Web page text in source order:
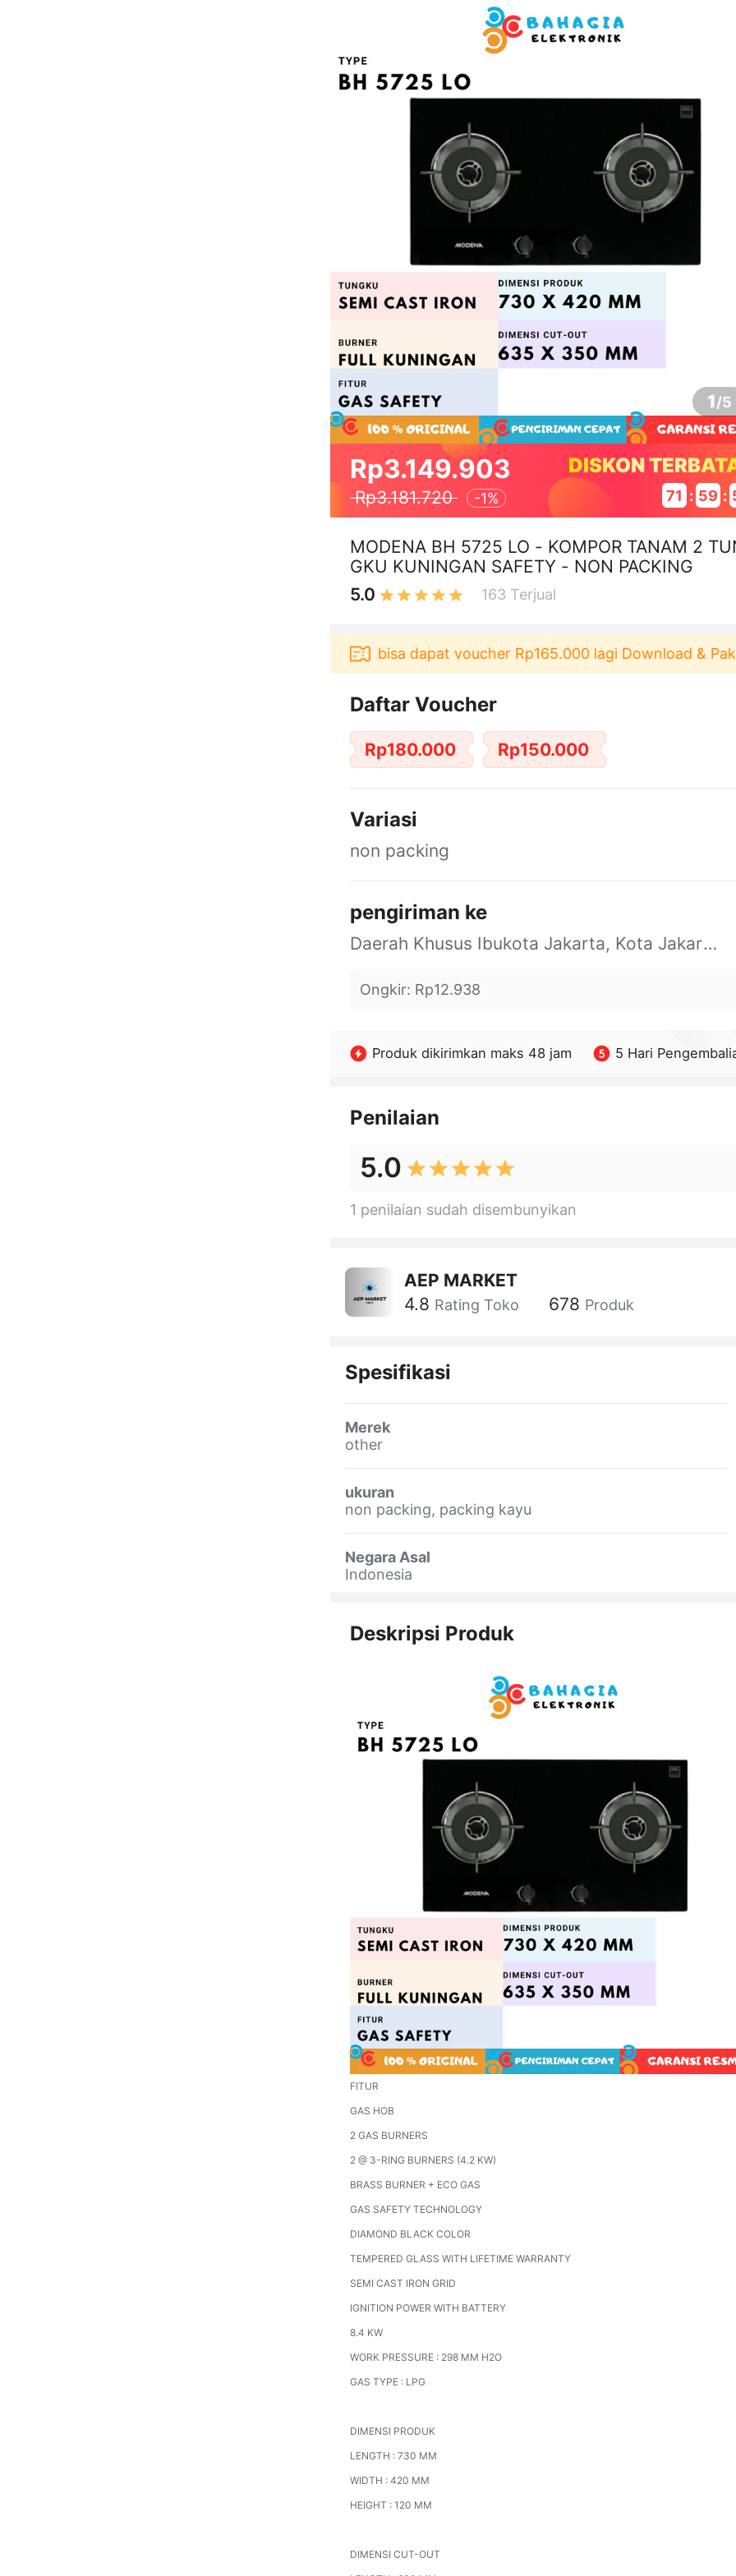
1/5
Rp3.149.903
Rp3.181.720 -1%
DISKON
71 : 59 :
MODENA BH 5725 LO - KOMPOR TANAM 2
GKU KUNINGAN SAFETY - NON PACKING
5.0
163 Terjual
Pengguna baru berbelanja di aplikasi Akulaku bisa dapat voucher Rp165.000 lagi Download & Pakai！
Daftar Voucher
Rp180.000 Rp150.000
Variasi
non packing
pengiriman ke
Daerah Khusus Ibukota Jakarta, Kota Jakarta Barat, Cengkareng, yy
Ongkir: Rp12.938
Produk dikirimkan maks 48 jam 5 Hari
Penilaian
5.0
1 penilaian sudah disembunyikan
AEP MARKET
4.8 Rating Toko 678 Produk
Spesifikasi
Merek
other
ukuran
non packing, packing kayu
Negara Asal
Indonesia
Deskripsi Produk
FITUR
GAS HOB
2 GAS BURNERS
2 @ 3-RING BURNERS (4.2 KW)
BRASS BURNER + ECO GAS
GAS SAFETY TECHNOLOGY
DIAMOND BLACK COLOR
TEMPERED GLASS WITH LIFETIME WARRANTY
SEMI CAST IRON GRID
IGNITION POWER WITH BATTERY
8.4 KW
WORK PRESSURE : 298 MM H2O
GAS TYPE : LPG
DIMENSI PRODUK
LENGTH : 730 MM
WIDTH : 420 MM
HEIGHT : 120 MM
DIMENSI CUT-OUT